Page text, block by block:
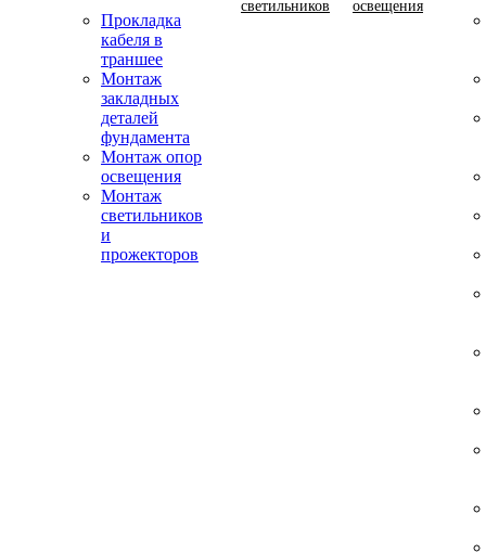
Прокладка
кабеля в
траншее
Монтаж
закладных
деталей
фундамента
Монтаж опор
освещения
Монтаж
светильников
и
прожекторов
светильников освещения